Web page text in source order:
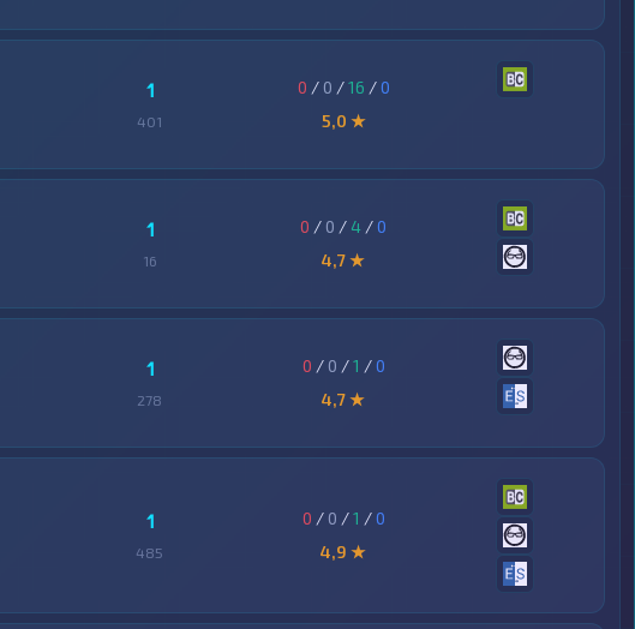
1
401
0 / 0 /16 /0
5,0 ★
1
16
0 / 0 / 4 /0
4,7 ★
1
278
0 / 0 /1 /0
4,7 ★
1
485
0 / 0 /1 /0
4,9 ★